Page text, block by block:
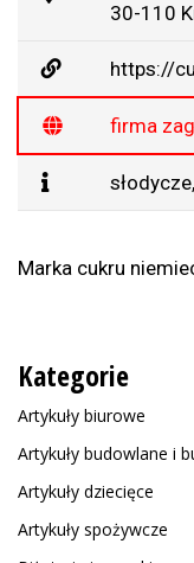
30-110
https://
firma
Marka cukru
Kategorie
Artykuły biurowe
Artykuły budowlane i
Artykuły dziecięce
Artykuły spożywcze